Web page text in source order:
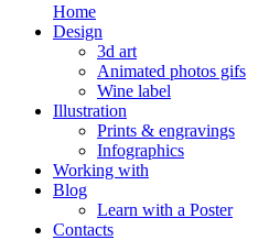
Home
Design
3d art
Animated photos gifs
Wine label
Illustration
Prints & engravings
Infographics
Working with
Blog
Learn with a Poster
Contacts